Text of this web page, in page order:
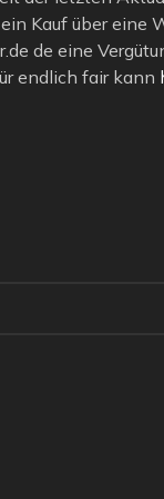
Kauf über eine
de eine
endlich fair kann